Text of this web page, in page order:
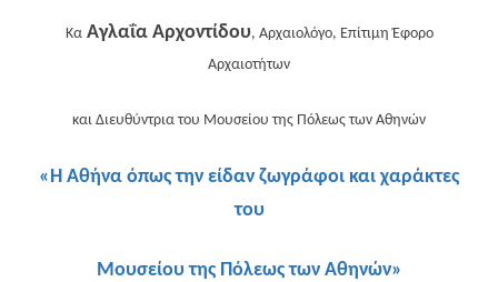
Κα Αγλαΐα Αρχοντίδου, Αρχαιολόγο, Επίτιμη Έφορο
Αρχαιοτήτων
και Διευθύντρια του Μουσείου της Πόλεως των Αθηνών
«Η Αθήνα όπως την είδαν ζωγράφοι και χαράκτες
του
Μουσείου της Πόλεως των Αθηνών»